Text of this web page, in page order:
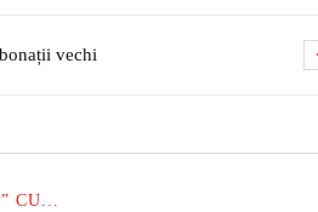
vechi
CU...